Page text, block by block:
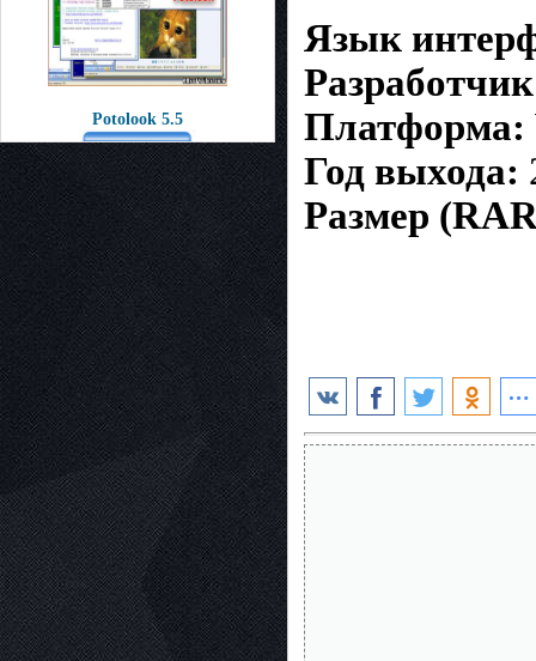
Potolook 5.5
Язык
Платформа:
Год выхода:
Размер